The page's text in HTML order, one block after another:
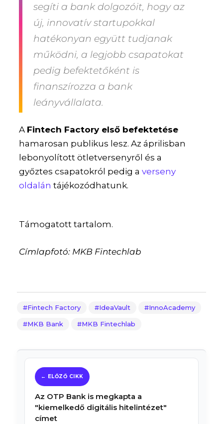
segíti a bank dolgozóit, hogy az
új, innovatív startupokkal
hatékonyan együtt tudjanak
működni, a legjobb csapatokat
pedig befektetőként is
finanszírozza a bank
leányvállalata.
A Fintech Factory első befektetése
hamarosan publikus lesz. Az áprilisban
lebonyolított ötletversenyről és a
győztes csapatokról pedig averseny
oldalán tájékozódhatunk.
Támogatott tartalom.
Címlapfotó: MKB Fintechlab
Fintech Factory IdeaVault InnoAcademy
MKB Bank MKB Fintechlab
Az OTP Bank is megkapta a
"kiemelkedő digitális hitelintézet"
címet